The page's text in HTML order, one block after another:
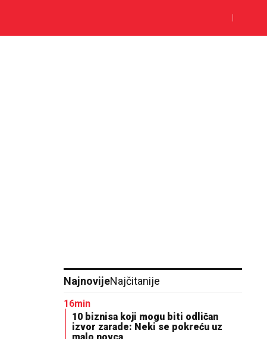
NajnovijeNajčitanije
16min
10 biznisa koji mogu biti odličan
izvor zarade: Neki se pokreću uz